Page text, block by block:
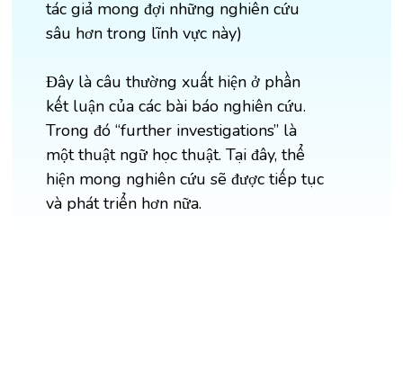
tác giả mong đợi những nghiên cứu
sâu hơn trong lĩnh vực này)
Đây là câu thường xuất hiện ở phần
kết luận của các bài báo nghiên cứu.
Trong đó “further investigations” là
một thuật ngữ học thuật. Tại đây, thể
hiện mong nghiên cứu sẽ được tiếp tục
và phát triển hơn nữa.